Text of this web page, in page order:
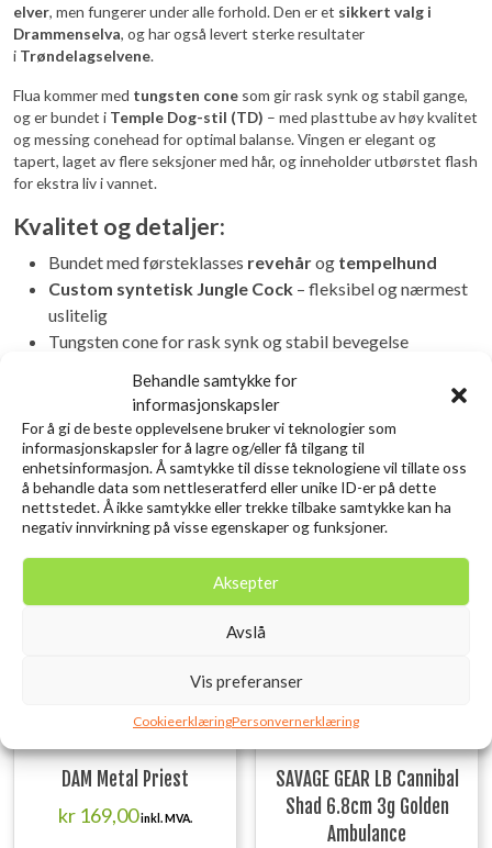
Behandle samtykke for
informasjonskapsler
For å gi de beste opplevelsene bruker vi teknologier som
informasjonskapsler for å lagre og/eller få tilgang til
enhetsinformasjon. Å samtykke til disse teknologiene vil tillate oss
å behandle data som nettleseratferd eller unike ID-er på dette
nettstedet. Å ikke samtykke eller trekke tilbake samtykke kan ha
negativ innvirkning på visse egenskaper og funksjoner.
Aksepter
Avslå
Vis preferanser
CookieerklæringPersonvernerklæring
elver, men fungerer under alle forhold. Den er et sikkert valg i
Drammenselva, og har også levert sterke resultater
i Trøndelagselvene.
Flua kommer med tungsten cone som gir rask synk og stabil gange,
og er bundet i Temple Dog-stil (TD) – med plasttube av høy kvalitet
og messing conehead for optimal balanse. Vingen er elegant og
tapert, laget av flere seksjoner med hår, og inneholder utbørstet flash
for ekstra liv i vannet.
Kvalitet og detaljer:
Bundet med førsteklasses revehårog tempelhund
Custom syntetisk Jungle Cock – fleksibel og nærmest
uslitelig
Tungsten cone for rask synk og stabil bevegelse
Laget for å tåle mange dager med hardt fiske
Relaterte produkter
DAM Metal Priest
kr169,00inkl. MVA.
SAVAGE GEAR LB Cannibal
Shad 6.8cm 3g Golden
Ambulance